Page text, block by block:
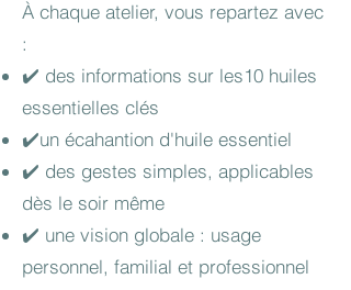
À chaque atelier, vous repartez avec
:​
✔️ des informations sur les10 huiles
essentielles clés
✔️un écahantion d'huile essentiel
✔️ des gestes simples, applicables
dès le soir même
✔️ une vision globale : usage
personnel, familial et professionnel